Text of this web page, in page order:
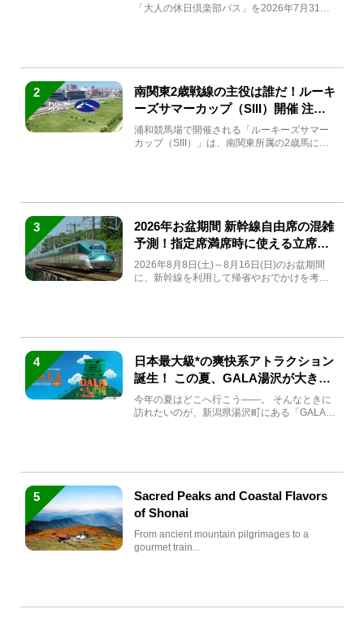
「大人の休日倶楽部パス」を2026年7月31日
2
南関東2歳戦線の主役は誰だ！ルーキ
ーズサマーカップ（SIII）開催 注目
馬と見どころをチェック
浦和競馬場で開催される「ルーキーズサマー
カップ（SIII）」は、南関東所属の2歳馬によ
3
2026年お盆期間 新幹線自由席の混雑
予測！指定席満席時に使える立席特
急券も解説
2026年8月8日(土)～8月16日(日)のお盆期間
に、新幹線を利用して帰省やおでかけを考え
4
日本最大級*の爽快系アトラクション
誕生！ この夏、GALA湯沢が大きく
生まれ変わる
今年の夏はどこへ行こう――。 そんなときに
訪れたいのが、新潟県湯沢町にある「GALA湯
5
Sacred Peaks and Coastal Flavors
of Shonai
From ancient mountain pilgrimages to a
gourmet train...